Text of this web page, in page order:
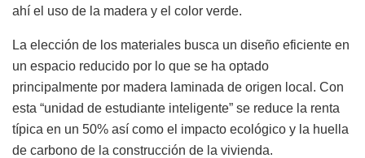
ahí el uso de la madera y el color verde.
La elección de los materiales busca un diseño eficiente en
un espacio reducido por lo que se ha optado
principalmente por madera laminada de origen local. Con
esta “unidad de estudiante inteligente” se reduce la renta
típica en un 50% así como el impacto ecológico y la huella
de carbono de la construcción de la vivienda.